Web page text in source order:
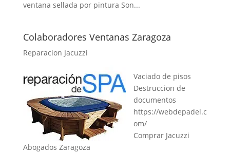
ventana sellada por pintura Son...
Colaboradores Ventanas Zaragoza
Reparacion Jacuzzi
Vaciado de pisos
Destruccion de
documentos
https://webdepadel.c
om/
Comprar Jacuzzi
Abogados Zaragoza